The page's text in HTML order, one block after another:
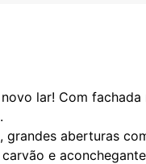
lar! Com
aberturas
e